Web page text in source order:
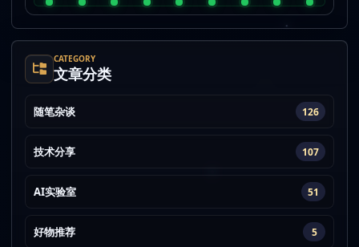
CATEGORY
文章分类
随笔杂谈 126
技术分享 107
AI实验室 51
好物推荐 5